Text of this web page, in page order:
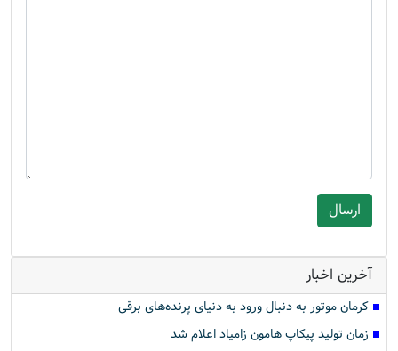
آخرین اخبار
کرمان موتور به دنبال ورود به دنیای پرنده‌های برقی
زمان تولید پیکاپ هامون زامیاد اعلام شد